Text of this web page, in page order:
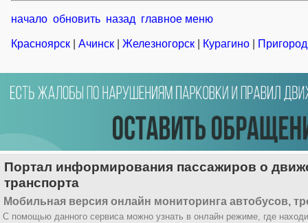
начало обновить назад главное меню
Красноярск Ачинск Железногорск Курагино
Портал информирования пассажиров о
транспорта
Мобильная версия онлайн мониторинга автобусов,
С помощью данного сервиса можно узнать в онлайн режиме, где